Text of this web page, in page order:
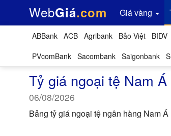
WebGiá.com Giá vàng
ABBank ACB Agribank Bảo Việt BIDV
PVcomBank Sacombank Saigonbank
Tỷ giá ngoại tệ Nam
06/08/2026
Bảng tỷ giá ngoại tệ ngân hàng Nam